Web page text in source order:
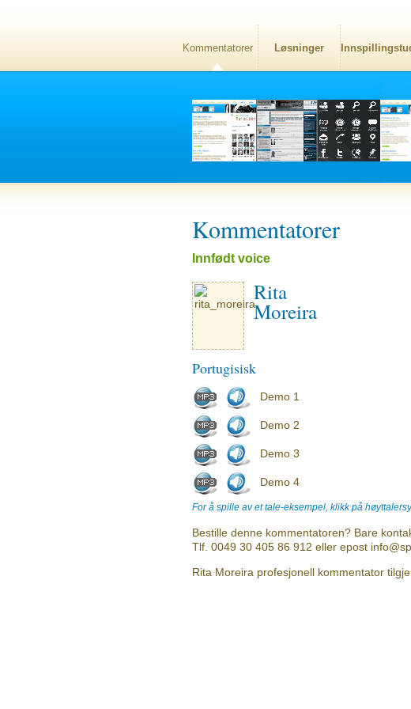
Kommentatorer Løsninger
Kommentatorer
Innfødt voice
Rita
Moreira
Portugisisk
Demo 1
Demo 2
Demo 3
Demo 4
For å spille av et tale-eksempel, klikk på
Bestille denne kommentatoren? Bare
Tlf. 0049 30 405 86 912 eller epost
Rita Moreira profesjonell kommentator